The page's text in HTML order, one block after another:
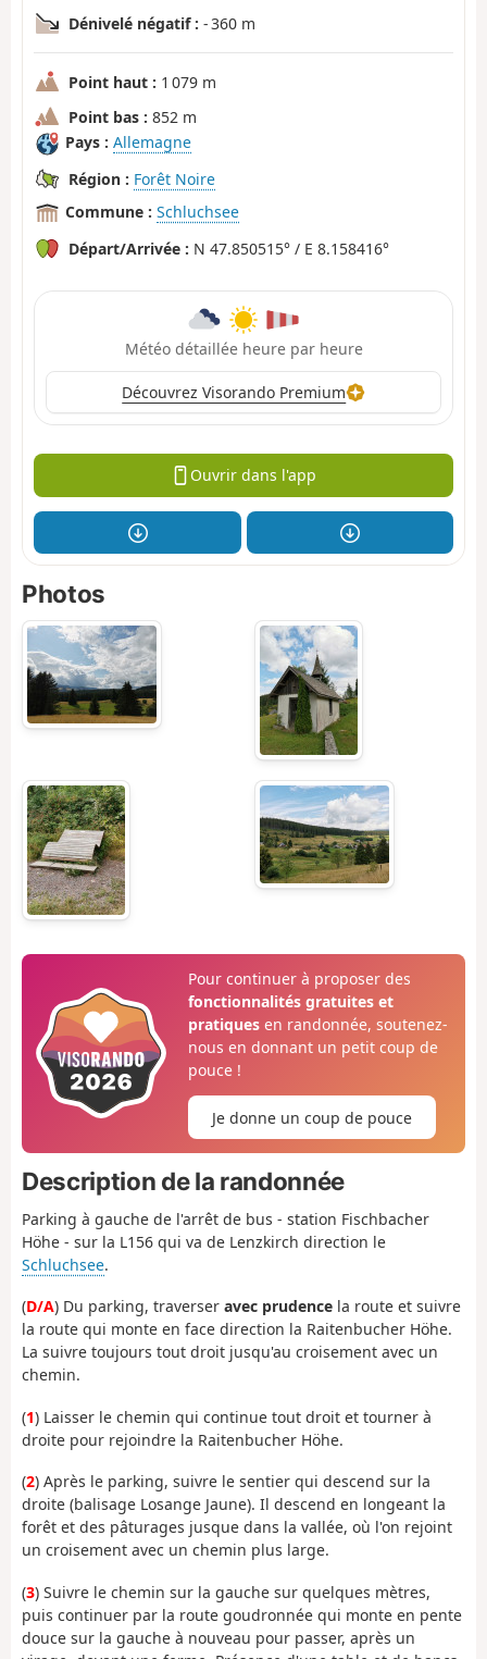
Dénivelé négatif : - 360 m
Point haut : 1 079 m
Point bas : 852 m
Pays : Allemagne
Région : Forêt Noire
Commune : Schluchsee
Départ/Arrivée : N 47.850515° / E 8.158416°
Météo détaillée heure par heure
Découvrez Visorando Premium
Ouvrir dans l'app
Photos
Pour continuer à proposer des
fonctionnalités gratuites et
pratiquesen randonnée, soutenez-
nous en donnant un petit coup de
pouce !
Je donne un coup de pouce
Description de la randonnée
Parking à gauche de l'arrêt de bus - station Fischbacher
Höhe - sur la L156 qui va de Lenzkirch direction le
Schluchsee.
(D/A) Du parking, traverser avec prudence la route et suivre
la route qui monte en face direction la Raitenbucher Höhe.
La suivre toujours tout droit jusqu'au croisement avec un
chemin.
(1) Laisser le chemin qui continue tout droit et tourner à
droite pour rejoindre la Raitenbucher Höhe.
(2) Après le parking, suivre le sentier qui descend sur la
droite (balisage Losange Jaune). Il descend en longeant la
forêt et des pâturages jusque dans la vallée, où l'on rejoint
un croisement avec un chemin plus large.
(3) Suivre le chemin sur la gauche sur quelques mètres,
puis continuer par la route goudronnée qui monte en pente
douce sur la gauche à nouveau pour passer, après un